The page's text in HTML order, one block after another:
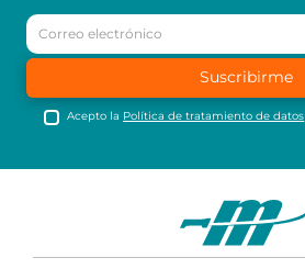
Suscribirme
Acepto la Política de tratamiento de datos